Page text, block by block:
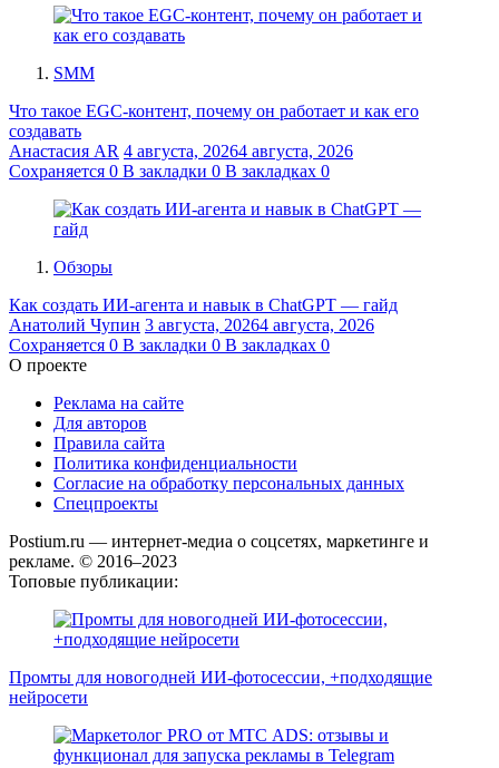
SMM
Что такое EGC-контент, почему он работает и как его
создавать
Анастасия AR 4 августа, 20264 августа, 2026
Сохраняется 0 В закладки 0 В закладках 0
Обзоры
Как создать ИИ-агента и навык в ChatGPT — гайд
Анатолий Чупин 3 августа, 20264 августа, 2026
Сохраняется 0 В закладки 0 В закладках 0
О проекте
Реклама на сайте
Для авторов
Правила сайта
Политика конфиденциальности
Согласие на обработку персональных данных
Спецпроекты
Postium.ru — интернет-медиа о соцсетях, маркетинге и
рекламе. © 2016–2023
Топовые публикации:
Промты для новогодней ИИ-фотосессии, +подходящие
нейросети